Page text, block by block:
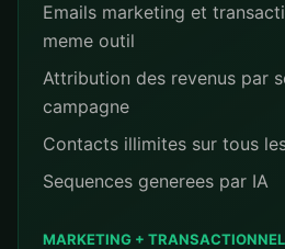
Emails marketing et
meme outil
Attribution des revenus par
campagne
Contacts illimites sur tous
Sequences generees par IA
MARKETING + TRANSACTIONNEL